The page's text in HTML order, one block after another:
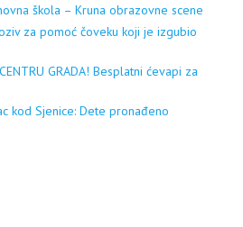
škola – Kruna obrazovne scene
za pomoć čoveku koji je izgubio
GRADA! Besplatni ćevapi za
kod Sjenice: Dete pronađeno